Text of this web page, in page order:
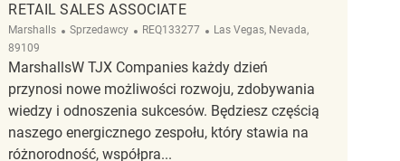
RETAIL SALES ASSOCIATE
Marshalls Kategoria
Sprzedawcy ReqId
REQ133277 Lokalizacja
Las Vegas, Nevada,
89109
MarshallsW TJX Companies każdy dzień
przynosi nowe możliwości rozwoju, zdobywania
wiedzy i odnoszenia sukcesów. Będziesz częścią
naszego energicznego zespołu, który stawia na
różnorodność, współpra...